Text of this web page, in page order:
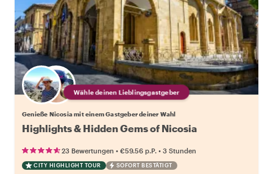
Wähle deinen Lieblingsgastgeber
Genieße Nicosia mit einem Gastgeber deiner Wahl
Highlights & Hidden Gems of Nicosia
23 Bewertungen • €59.56 p.P. • 3 Stunden
CITY HIGHLIGHT TOUR SOFORT BESTÄTIGT